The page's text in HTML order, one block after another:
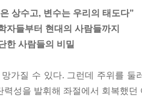
상수고, 변수는 우리의 태도다”
자들부터 현대의 사람들까지
한 사람들의 비밀
가질 수 있다. 그런데 주위를
력성을 발휘해 좌절에서 회복했